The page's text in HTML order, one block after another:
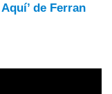
de Ferran